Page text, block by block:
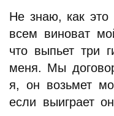
Не знаю, как это
всем виноват
что выпьет три
меня. Мы
я, он возьмет
если выиграет